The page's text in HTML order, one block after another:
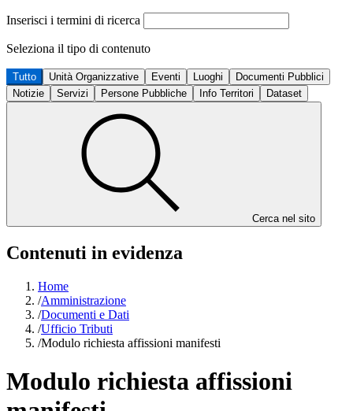
Inserisci i termini di ricerca
Seleziona il tipo di contenuto
Tutto Unità Organizzative Eventi Luoghi
Documenti Pubblici
Notizie
Servizi Persone Pubbliche Info Territori Dataset
Cerca nel sito
Contenuti in evidenza
Home
/Amministrazione
/Documenti e Dati
/Ufficio Tributi
/Modulo richiesta affissioni manifesti
Modulo richiesta affissioni